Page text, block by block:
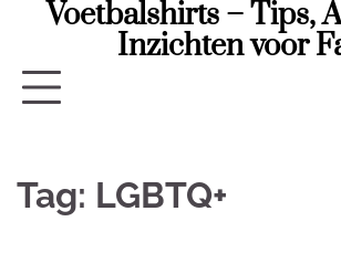
Voetbalshirts – Tips,
Inzichten voor
Tag: LGBTQ+